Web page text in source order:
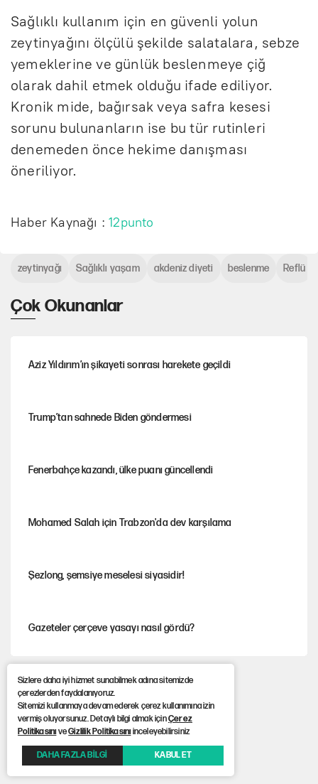
Sağlıklı kullanım için en güvenli yolun
zeytinyağını ölçülü şekilde salatalara, sebze
yemeklerine ve günlük beslenmeye çiğ
olarak dahil etmek olduğu ifade ediliyor.
Kronik mide, bağırsak veya safra kesesi
sorunu bulunanların ise bu tür rutinleri
denemeden önce hekime danışması
öneriliyor.
Haber Kaynağı :12punto
Çok Okunanlar
Aziz Yıldırım’ın şikayeti sonrası harekete geçildi
Trump’tan sahnede Biden göndermesi
Fenerbahçe kazandı, ülke puanı güncellendi
Mohamed Salah için Trabzon'da dev karşılama
Şezlong, şemsiye meselesi siyasidir!
Gazeteler çerçeve yasayı nasıl gördü?
Hayye ale’s-SALAH, Hayye ale’l-felâh
ABD ekonomisi ve NATO’nun işlevi
zeytinyağı Sağlıklı yaşam akdeniz diyeti beslenme Reflü
Sizlere daha iyi hizmet sunabilmek adına sitemizde
çerezlerden faydalanıyoruz.
Sitemizi kullanmaya devam ederek çerez kullanımına izin
vermiş oluyorsunuz. Detaylı bilgi almak içinÇerez
PolitikasınıveGizlilik Politikasınıinceleyebilirsiniz
DAHA FAZLA BİLGİ KABUL ET